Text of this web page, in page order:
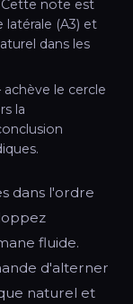
note est
(A3) et
dans les
le cercle
la
dans l'ordre
fluide.
d'alterner
naturel et